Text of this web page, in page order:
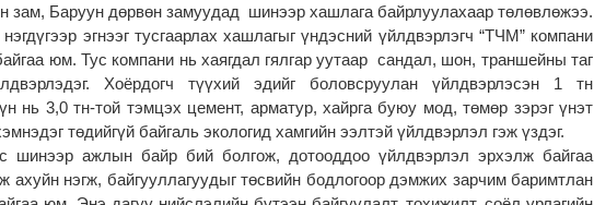
зам, Баруун дөрвөн замуудад шинээр хашлага байрлуулахаар төлөвлөжээ.
эгнээг тусгаарлах хашлагыг үндэсний үйлдвэрлэгч “ТЧМ” компани
юм. Тус компани нь хаягдал гялгар уутаар сандал, шон, траншейны таг
Хоёрдогч түүхий эдийг боловсруулан үйлдвэрлэсэн 1 тн
нь 3,0 тн-той тэмцэх цемент, арматур, хайрга буюу мод, төмөр зэрэг үнэт
төдийгүй байгаль экологид хамгийн ээлтэй үйлдвэрлэл гэж үздэг.
шинээр ажлын байр бий болгож, дотооддоо үйлдвэрлэл эрхэлж байгаа
ахуйн нэгж, байгууллагуудыг төсвийн бодлогоор дэмжих зарчим баримтлан